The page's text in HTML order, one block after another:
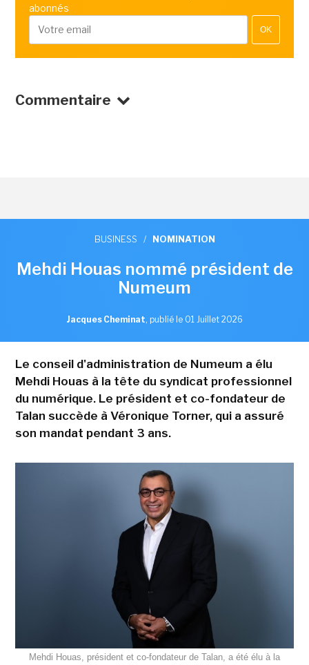
abonnés
OK
Commentaire
BUSINESS / NOMINATION
Mehdi Houas nommé président de
Numeum
Jacques Cheminat, publié le 01 Juillet 2026
Le conseil d'administration de Numeum a élu
Mehdi Houas à la tête du syndicat professionnel
du numérique. Le président et co-fondateur de
Talan succède à Véronique Torner, qui a assuré
son mandat pendant 3 ans.
Mehdi Houas, président et co-fondateur de Talan, a été élu à la